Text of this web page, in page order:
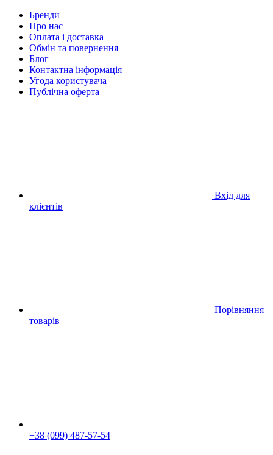
Бренди
Про нас
Оплата і доставка
Обмін та повернення
Блог
Контактна інформація
Угода користувача
Публічна оферта
Вхід для
клієнтів
Порівняння
товарів
+38 (099) 487-57-54